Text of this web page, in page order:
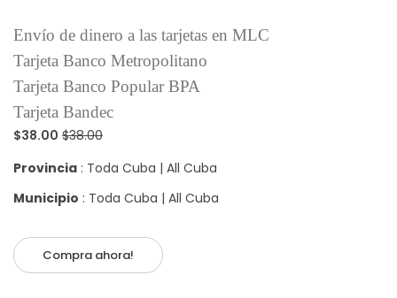
Envío de dinero a las tarjetas en MLC
Tarjeta Banco Metropolitano
Tarjeta Banco Popular BPA
Tarjeta Bandec
$38.00 $38.00
Provincia : Toda Cuba | All Cuba
Municipio : Toda Cuba | All Cuba
Compra ahora!